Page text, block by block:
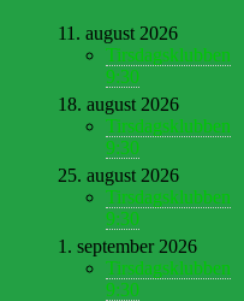
11. august 2026
Tirsdagsklubben
9:30
18. august 2026
Tirsdagsklubben
9:30
25. august 2026
Tirsdagsklubben
9:30
1. september 2026
Tirsdagsklubben
9:30